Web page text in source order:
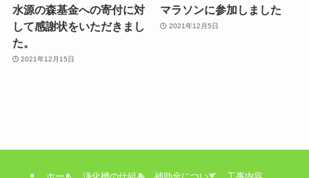
水源の森基金への寄付に対
して感謝状をいただきまし
た。
2021年12月15日
マラソンに参加しました
2021年12月5日